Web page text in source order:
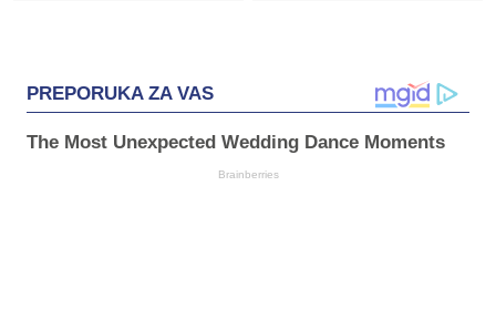
PREPORUKA ZA VAS
The Most Unexpected Wedding Dance Moments
Brainberries